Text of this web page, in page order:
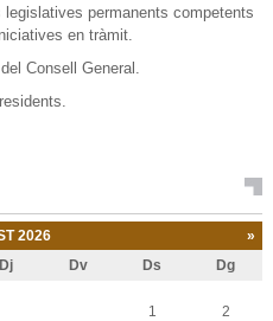
permanents competents
en tràmit.
Consell General.
2026 »
Dj Dv Ds Dg
1 2